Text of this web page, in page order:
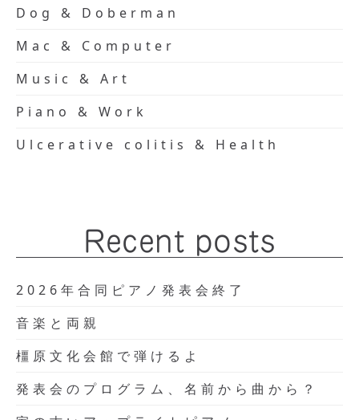
Dog & Doberman
Mac & Computer
Music & Art
Piano & Work
Ulcerative colitis & Health
Recent posts
2026年合同ピアノ発表会終了
音楽と両親
橿原文化会館で弾けるよ
発表会のプログラム、名前から曲から？